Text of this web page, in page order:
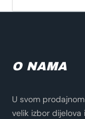
O NAMA
U svom
velik izbor